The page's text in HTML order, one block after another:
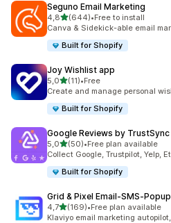
Seguno Email Marketing
4,8/ 5 tähteä
(644)
644 arvostelua yhteensä
•Free to install
Canva & Sidekick-able email
Built for Shopify
Joy Wishlist app
5,0/ 5 tähteä
(11)
11 arvostelua yhteensä
•Free
Create and manage personal
Built for Shopify
Google Reviews by TrustSync
5,0/ 5 tähteä
(50)
50 arvostelua yhteensä
•Free plan available
Collect Google, Trustpilot, Yelp,
Built for Shopify
Grid & Pixel
4,7/ 5 tähteä
(169)
169 arvostelua yhteensä
•Free plan available
Klaviyo email marketing